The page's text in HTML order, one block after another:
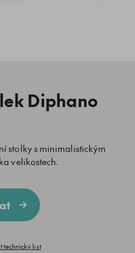
Diphano
stolky s minimalistickým
velikostech.
technický list